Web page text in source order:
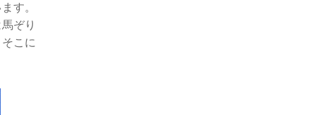
す。
ぞり
こに